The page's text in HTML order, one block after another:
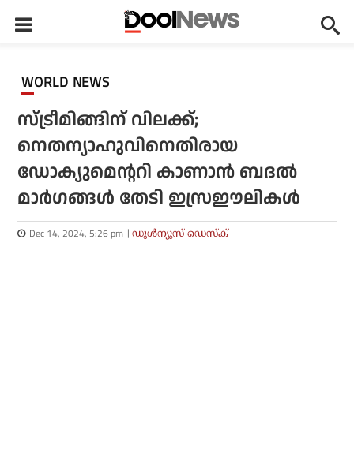
WORLD NEWS
സ്ട്രീമിങ്ങിന് വിലക്ക്;
നെതന്യാഹുവിനെതിരായ
ഡോക്യുമെന്ററി കാണാന്‍ ബദല്‍
മാര്‍ഗങ്ങള്‍ തേടി ഇസ്രഈലികള്‍
Dec 14, 2024, 5:26 pm ഡൂള്‍ന്യൂസ് ഡെസ്‌ക്